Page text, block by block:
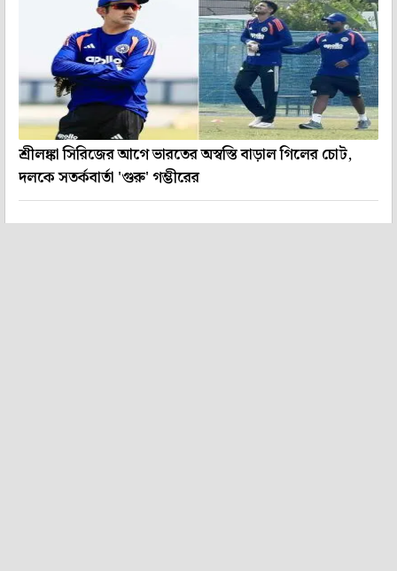
শ্রীলঙ্কা সিরিজের আগে ভারতের অস্বস্তি বাড়াল গিলের চোট,
দলকে সতর্কবার্তা 'গুরু' গম্ভীরের